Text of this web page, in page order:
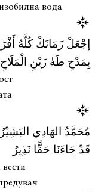
вода
إجْعَلْ زَمَانَكْ كُلَّهُ
بِمَدْحِ طَهٰ زَيْنِ الْمَلَاحِ
مُحَمَّدُ الهَادِي البَشِيْرُ
قَدْ جَاءَنَا حَقًّا نَذِيرُ